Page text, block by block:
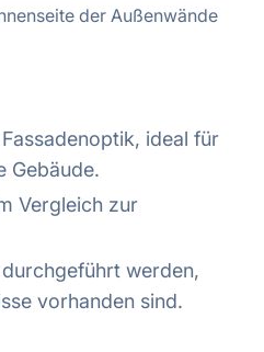
der Außenwände
ideal für
Gebäude.
Vergleich zur
werden,
vorhanden sind.